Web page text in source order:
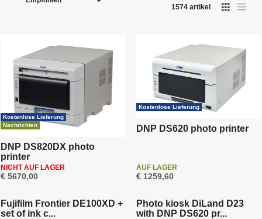
s
o
r
t
e
r
u
g
1574artikel
Kostenlose Lieferung
Nachrichten
DNP DS820DX photo
printer
€ 5670,00
NICHT AUF LAGER
Kostenlose Lieferung
DNP DS620 photo printer
€ 1259,60
AUF LAGER
Kostenlose Lieferung
Fujifilm Frontier DE100XD +
set of ink c...
Kostenlose Lieferung
Photo kiosk DiLand D23
with DNP DS620 pr...